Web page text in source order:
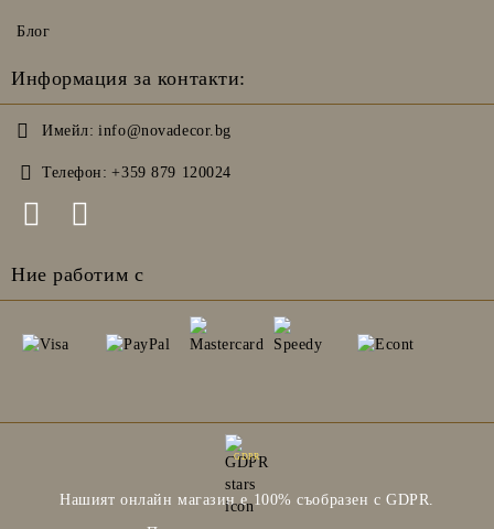
Блог
Информация за контакти:
Имейл: info@novadecor.bg
Телефон: +359 879 120024
Ние работим с
GDPR
Нашият онлайн магазин е 100% съобразен с GDPR.